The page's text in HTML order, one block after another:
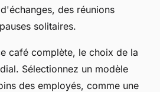
des réunions
solitaires.
café complète, le choix de la
Sélectionnez un modèle
des employés, comme une